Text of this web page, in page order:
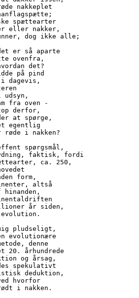
nakkeplet
hanflagspætte;
spættearter
eller nakker,
hunner, dog ikke alle;
er så aparte
ovenfra,
hvordan det?
sidde på pind
i dagevis,
udsyn,
ham fra oven -
derfor,
at spørge,
det egentlig
er røde i nakken?
spørgsmål,
faktisk, fordi
spættearter, ca. 250,
hovedet
anden form,
altså
af hinanden,
millioner år siden,
evolution.
pludseligt,
den evolutionære
metode, denne
det 20. århundrede
og årsag,
spekulativt
deduktion,
ved hvorfor
rødt i nakken.